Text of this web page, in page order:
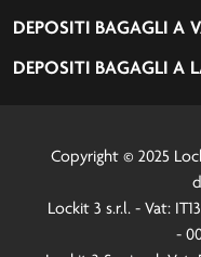
DEPOSITI BAGAGLI A
DEPOSITI BAGAGLI A
Copyright © 2025
Lockit 3 s.r.l. - Vat:
-